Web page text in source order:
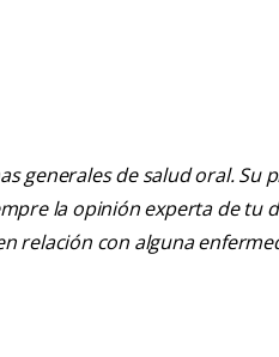
generales de salud oral. Su
la opinión experta de tu
relación con alguna